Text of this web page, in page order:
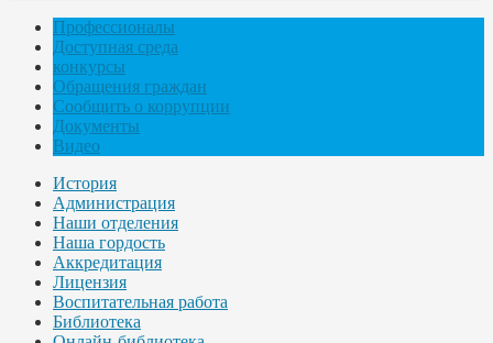
Профессионалы
Доступная среда
конкурсы
Обращения граждан
Сообщить о коррупции
Документы
Видео
История
Администрация
Наши отделения
Наша гордость
Аккредитация
Лицензия
Воспитательная работа
Библиотека